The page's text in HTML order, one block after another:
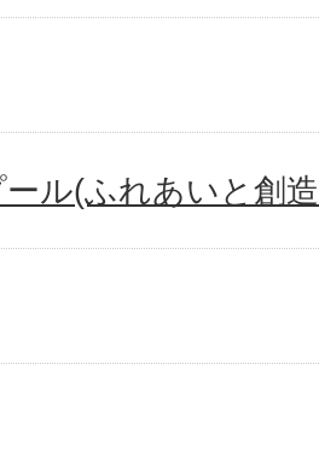
ル(ふれあいと創